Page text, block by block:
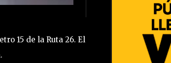
15 de la Ruta 26. El